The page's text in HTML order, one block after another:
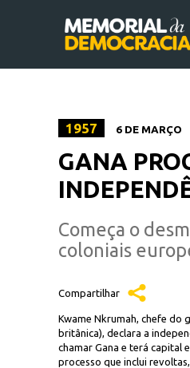
1957 6 DE MARÇO
GANA
Começa o
coloniais
Compartilhar
Kwame Nkrumah, chefe do
britânica), declara a
chamar Gana e terá capital
processo que inclui